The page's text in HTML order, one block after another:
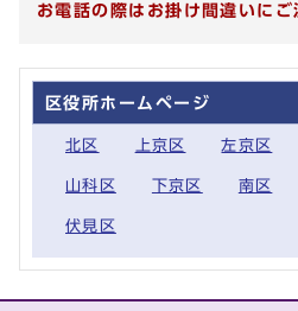
お電話の際はお掛け間違いにご
区役所ホームページ
北区 上京区 左京区
山科区 下京区 南区
伏見区